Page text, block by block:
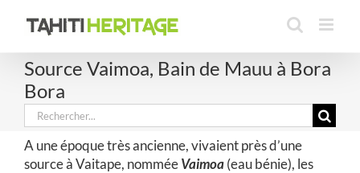
Source Vaimoa, Bain de Mauu à Bora
Bora
Rechercher:
A une époque très ancienne, vivaient près d’une
source à Vaitape, nomméeVaimoa(eau bénie), les